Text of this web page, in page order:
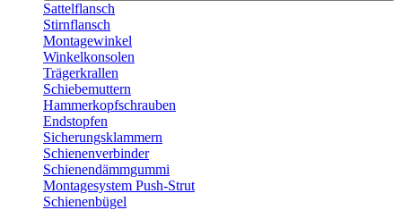
Sattelflansch
Stirnflansch
Montagewinkel
Winkelkonsolen
Trägerkrallen
Schiebemuttern
Hammerkopfschrauben
Endstopfen
Sicherungsklammern
Schienenverbinder
Schienendämmgummi
Montagesystem Push-Strut
Schienenbügel